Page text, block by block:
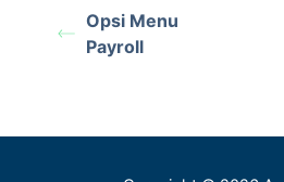
Opsi Menu
Payroll